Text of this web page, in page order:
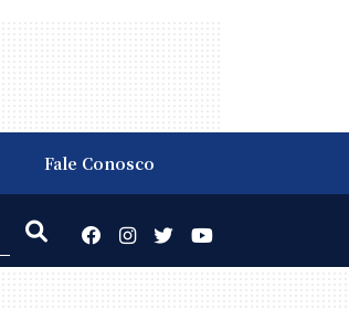
Fale Conosco